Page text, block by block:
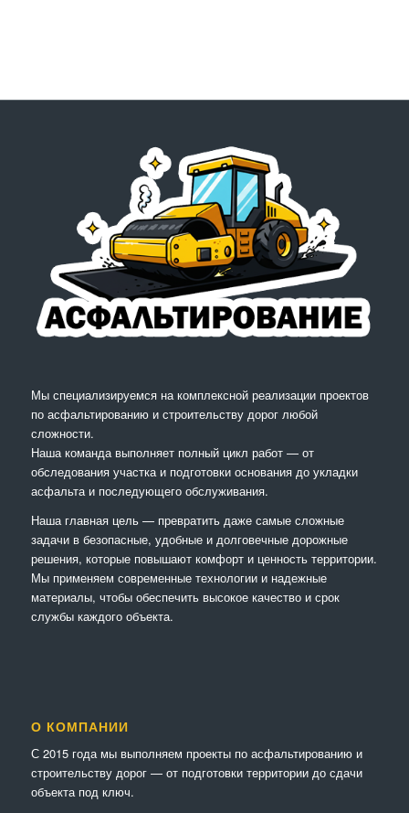
Мы специализируемся на комплексной реализации проектов
по асфальтированию и строительству дорог любой
сложности.
Наша команда выполняет полный цикл работ — от
обследования участка и подготовки основания до укладки
асфальта и последующего обслуживания.
Наша главная цель — превратить даже самые сложные
задачи в безопасные, удобные и долговечные дорожные
решения, которые повышают комфорт и ценность территории.
Мы применяем современные технологии и надежные
материалы, чтобы обеспечить высокое качество и срок
службы каждого объекта.
О КОМПАНИИ
С 2015 года мы выполняем проекты по асфальтированию и
строительству дорог — от подготовки территории до сдачи
объекта под ключ.